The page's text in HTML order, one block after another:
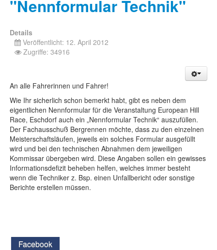
"Nennformular Technik"
Details
Veröffentlicht: 12. April 2012
Zugriffe: 34916
An alle Fahrerinnen und Fahrer!
Wie Ihr sicherlich schon bemerkt habt, gibt es neben dem
eigentlichen Nennformular für die Veranstaltung European Hill
Race, Eschdorf auch ein „Nennformular Technik“ auszufüllen.
Der Fachausschuß Bergrennen möchte, dass zu den einzelnen
Meisterschaftsläufen, jeweils ein solches Formular ausgefüllt
wird und bei den technischen Abnahmen dem jeweiligen
Kommissar übergeben wird. Diese Angaben sollen ein gewisses
Informationsdefizit beheben helfen, welches immer besteht
wenn die Techniker z. Bsp. einen Unfallbericht oder sonstige
Berichte erstellen müssen.
Facebook